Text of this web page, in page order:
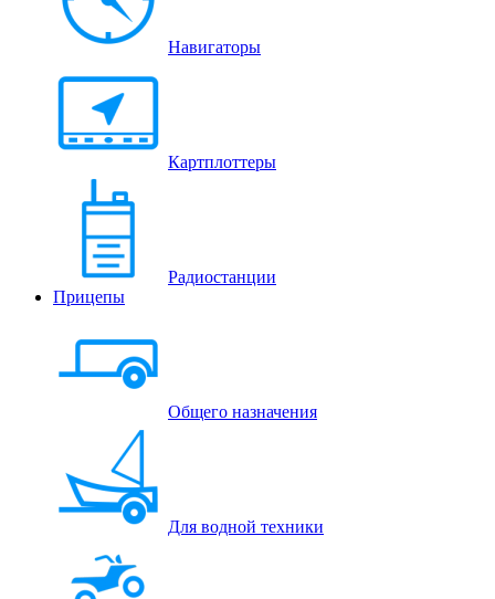
Навигаторы
Картплоттеры
Радиостанции
Прицепы
Общего назначения
Для водной техники